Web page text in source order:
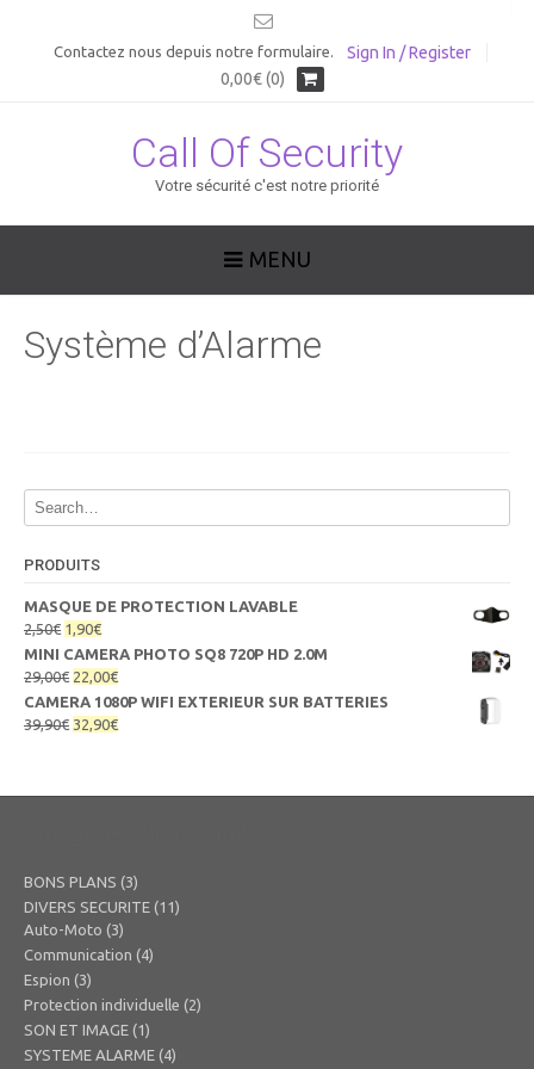
Contactez nous depuis notre formulaire.
Sign In / Register
0,00€ (0)
Call Of Security
Votre sécurité c'est notre priorité
MENU
Système d’Alarme
PRODUITS
MASQUE DE PROTECTION LAVABLE
2,50€ Le
prix
initial
était :
2,50€.
1,90€Le
prix
actuel
est :
1,90€.
MINI CAMERA PHOTO SQ8 720P HD 2.0M
29,00€ Le
prix
initial
22,00€Le
prix
actuel
CAMERA 1080P WIFI EXTERIEUR SUR BATTERIES
39,90€ Le
32,90€Le
BONS PLANS (3)
DIVERS SECURITE (11)
Auto-Moto (3)
Communication (4)
Espion (3)
Protection individuelle (2)
SON ET IMAGE (1)
SYSTEME ALARME (4)